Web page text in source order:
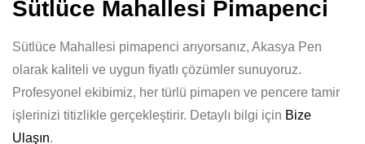
Sütlüce Mahallesi Pimapenci
Sütlüce Mahallesi pimapenci arıyorsanız, Akasya Pen
olarak kaliteli ve uygun fiyatlı çözümler sunuyoruz.
Profesyonel ekibimiz, her türlü pimapen ve pencere tamir
işlerinizi titizlikle gerçekleştirir. Detaylı bilgi için Bize
Ulaşın.